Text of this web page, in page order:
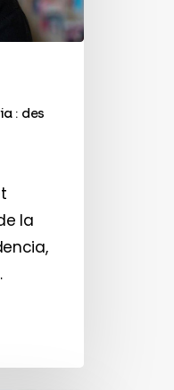
: des
la